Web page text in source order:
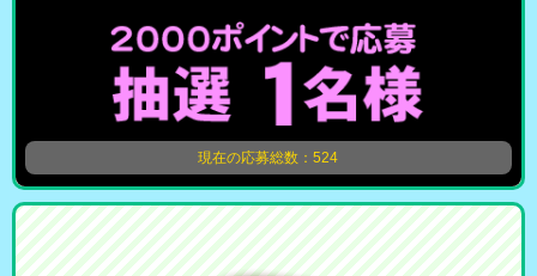
現在の応募総数：524